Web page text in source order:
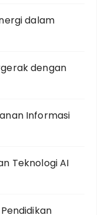
dalam
dengan
Informasi
Teknologi AI